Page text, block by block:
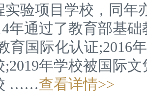
实验项目学校，同年
年通过了教育部基
育国际化认证;2016
;2019年学校被国际
……查看详情>>